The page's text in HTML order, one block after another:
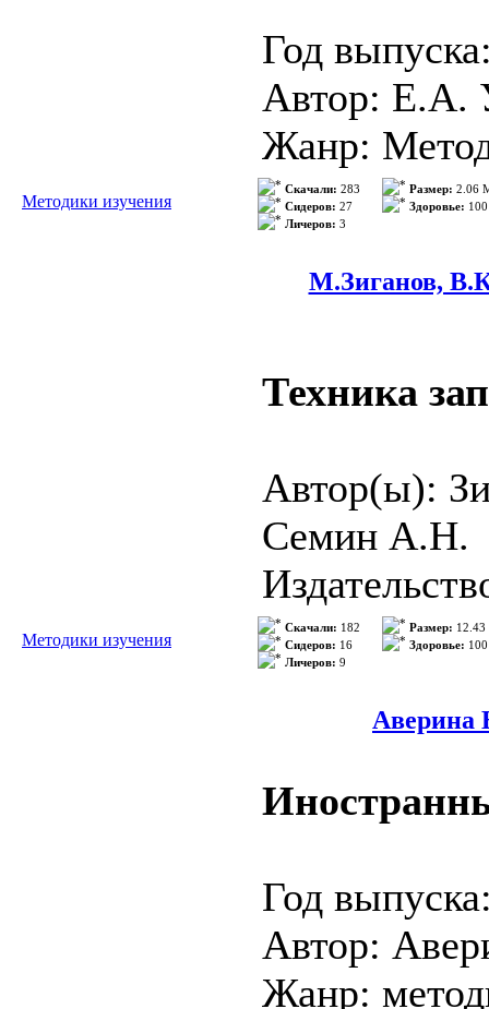
Язык:
Формат:
Страниц:
Качество:...
Год
Автор: Е.А.
Жанр:
Формат:
Качество:
Вам в руки
подробно
>>>
Методики изучения
Скачали: 283
Сидеров: 27
Личеров: 3
Размер: 2.06
Здоровье: 100
М.Зиганов,
Техника
Автор(ы):
Семин А.Н.
Год
Страниц:
Формат:
Язык:
Описание:
В
Методики изучения
Скачали: 182
Сидеров: 16
Личеров: 9
Размер:
Здоровье: 100
Аверина
Год
Автор:
Жанр: